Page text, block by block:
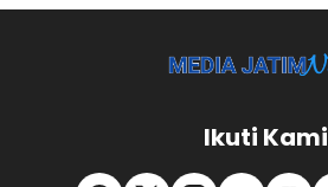
Ikuti Kami